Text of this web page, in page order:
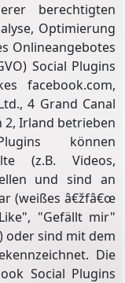
berechtigten
Optimierung
Onlineangebotes
Social Plugins
facebook.com,
4 Grand Canal
2, Irland betrieben
können
(z.B. Videos,
und sind an
(weißes â€žfâ€œ
"Gefällt mir"
oder sind mit dem
Die
Social Plugins